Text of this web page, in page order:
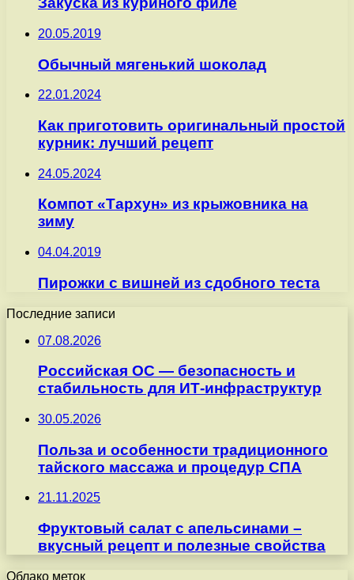
20.05.2019
Обычный мягенький шоколад
22.01.2024
Как приготовить оригинальный простой
курник: лучший рецепт
24.05.2024
Компот «Тархун» из крыжовника на
зиму
04.04.2019
Пирожки с вишней из сдобного теста
Последние записи
07.08.2026
Российская ОС — безопасность и
стабильность для ИТ-инфраструктур
30.05.2026
Польза и особенности традиционного
тайского массажа и процедур СПА
21.11.2025
Фруктовый салат с апельсинами –
вкусный рецепт и полезные свойства
Облако меток